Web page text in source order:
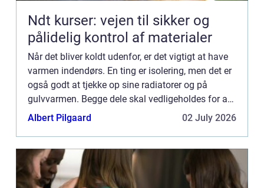
Ndt kurser: vejen til sikker og
pålidelig kontrol af materialer
Når det bliver koldt udenfor, er det vigtigt at have
varmen indendørs. En ting er isolering, men det er
også godt at tjekke op sine radiatorer og på
gulvvarmen. Begge dele skal vedligeholdes for at
fungere vinter efter vinter...
Albert Pilgaard 02 July 2026